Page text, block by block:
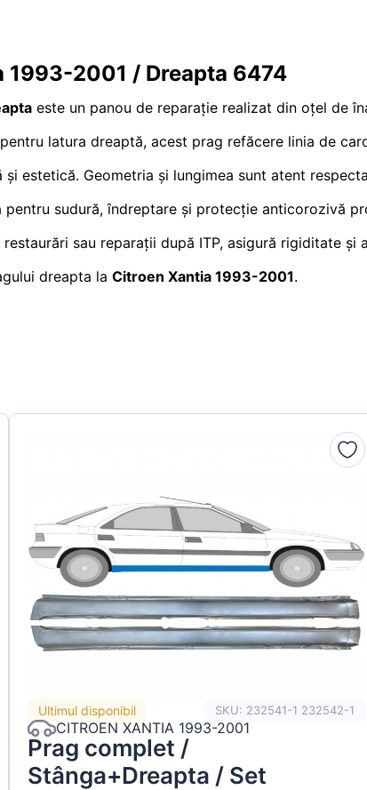
1993-2001 / Dreapta 6474
este un panou de reparație realizat din oțel de
latura dreaptă, acest prag refăcere linia de
estetică. Geometria și lungimea sunt atent
sudură, îndreptare și protecție anticorozivă
sau reparații după ITP, asigură rigiditate și
dreapta la Citroen Xantia 1993-2001.
Ultimul disponibil SKU: 232541-1 232542-1
CITROEN XANTIA 1993-2001
Prag complet /
Stânga+Dreapta / Set